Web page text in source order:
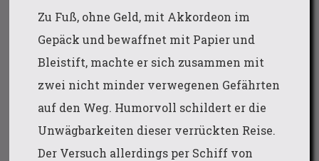
Zu Fuß, ohne Geld, mit Akkordeon im
Gepäck und bewaffnet mit Papier und
Bleistift, machte er sich zusammen mit
zwei nicht minder verwegenen Gefährten
auf den Weg. Humorvoll schildert er die
Unwägbarkeiten dieser verrückten Reise.
Der Versuch allerdings per Schiff von